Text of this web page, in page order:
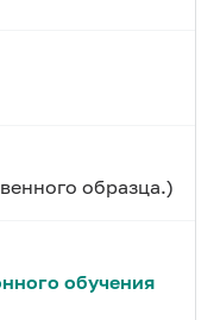
образца.)
обучения